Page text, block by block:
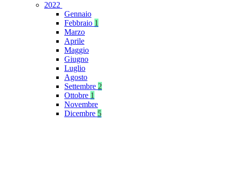
2022
Gennaio
Febbraio 1
Marzo
Aprile
Maggio
Giugno
Luglio
Agosto
Settembre 2
Ottobre 1
Novembre
Dicembre 5